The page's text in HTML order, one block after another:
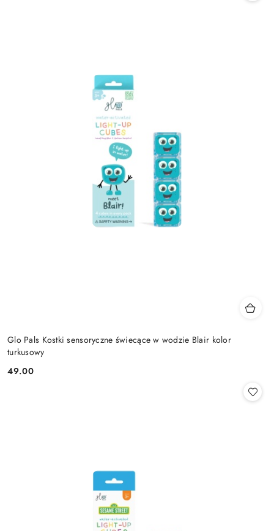
Glo Pals Kostki sensoryczne świecące w wodzie Blair kolor
turkusowy
Cena:
49.00